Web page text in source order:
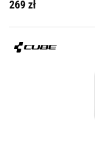
269 zł